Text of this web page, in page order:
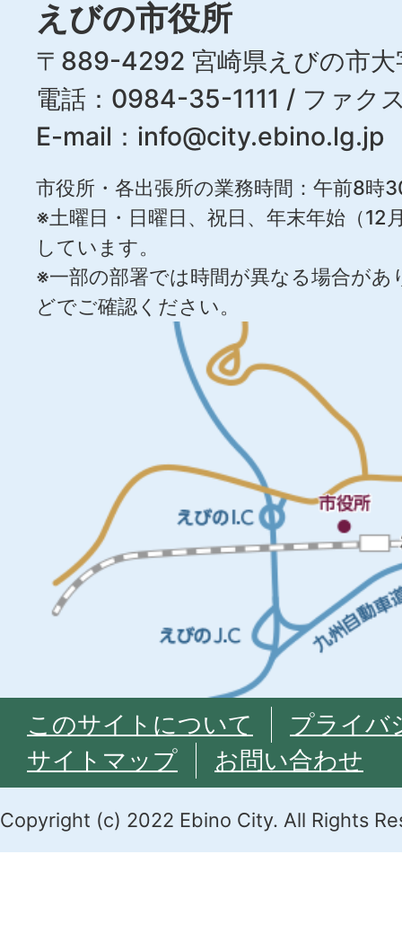
えびの市役所
〒889-4292 宮崎県えびの市大
電話：0984-35-1111 / ファ
E-mail： info@city.ebino.lg.jp
市役所・各出張所の業務時間：午前8時
※土曜日・日曜日、祝日、年末年始（12
しています。
※一部の部署では時間が異なる場合が
どでご確認ください。
このサイトについて
プライバ
サイトマップ
お問い合わせ
Copyright (c) 2022 Ebino City. All Rights